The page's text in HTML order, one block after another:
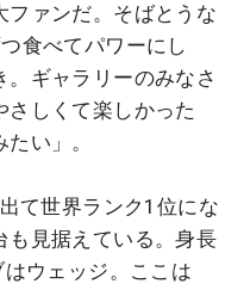
ファンだ。そばとうな
食べてパワーにし
ギャラリーのみなさ
さしくて楽しかった
い」。
て世界ランク1位にな
も見据えている。身長
ウェッジ。ここは